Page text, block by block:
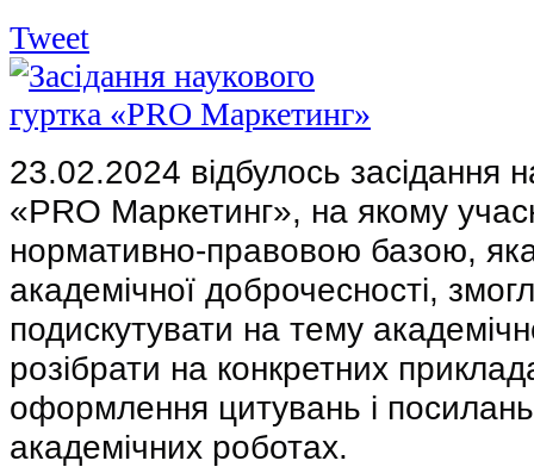
Tweet
23.02.2024 відбулось засідання
«PRO Маркетинг», на якому
нормативно-правовою базою,
академічної доброчесності,
подискутувати на тему
розібрати на конкретних
оформлення цитувань і
академічних роботах.